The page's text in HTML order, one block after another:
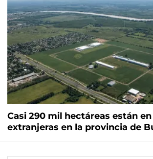
Casi 290 mil hectáreas están
extranjeras en la provincia de